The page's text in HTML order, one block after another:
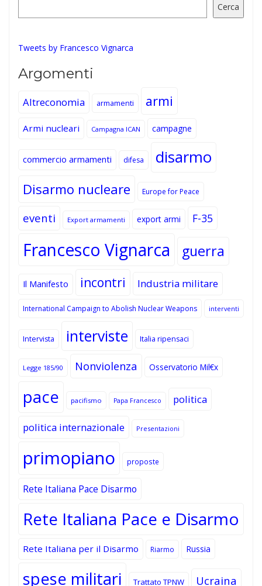
Cerca
Tweets by Francesco Vignarca
Argomenti
Altreconomia armamenti armi
Armi nucleari Campagna ICAN campagne
commercio armamenti difesa disarmo
Disarmo nucleare Europe for Peace
eventi Export armamenti export armi F-35
Francesco Vignarca guerra
Il Manifesto incontri Industria militare
International Campaign to Abolish Nuclear Weapons interventi
Intervista interviste Italia ripensaci
Legge 185/90 Nonviolenza Osservatorio Mil€x
pace pacifismo Papa Francesco politica
politica internazionale Presentazioni
primopiano proposte
Rete Italiana Pace Disarmo
Rete Italiana Pace e Disarmo
Rete Italiana per il Disarmo Riarmo Russia
spese militari Trattato TPNW Ucraina